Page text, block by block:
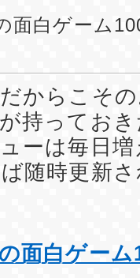
面白ゲーム
からこそ
持ってお
ーは毎日
随時更新
面白ゲー